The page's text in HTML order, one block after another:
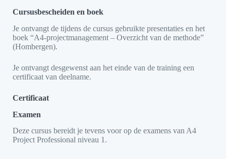
Cursusbescheiden en boek
Je ontvangt de tijdens de cursus gebruikte presentaties en het
boek “A4-projectmanagement – Overzicht van de methode”
(Hombergen).
Je ontvangt desgewenst aan het einde van de training een
certificaat van deelname.
Certificaat
Examen
Deze cursus bereidt je tevens voor op de examens van A4
Project Professional niveau 1.